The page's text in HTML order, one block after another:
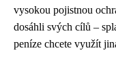
vysokou pojistnou
dosáhli svých cílů –
peníze chcete využít